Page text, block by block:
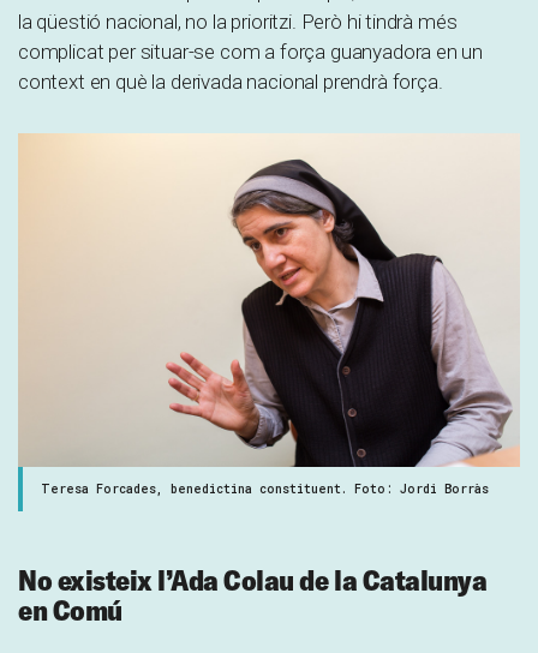
la qüestió nacional, no la prioritzi. Però hi tindrà més
complicat per situar-se com a força guanyadora en un
context en què la derivada nacional prendrà força.
Teresa Forcades, benedictina constituent. Foto: Jordi Borràs
No existeix l’Ada Colau de la Catalunya
en Comú